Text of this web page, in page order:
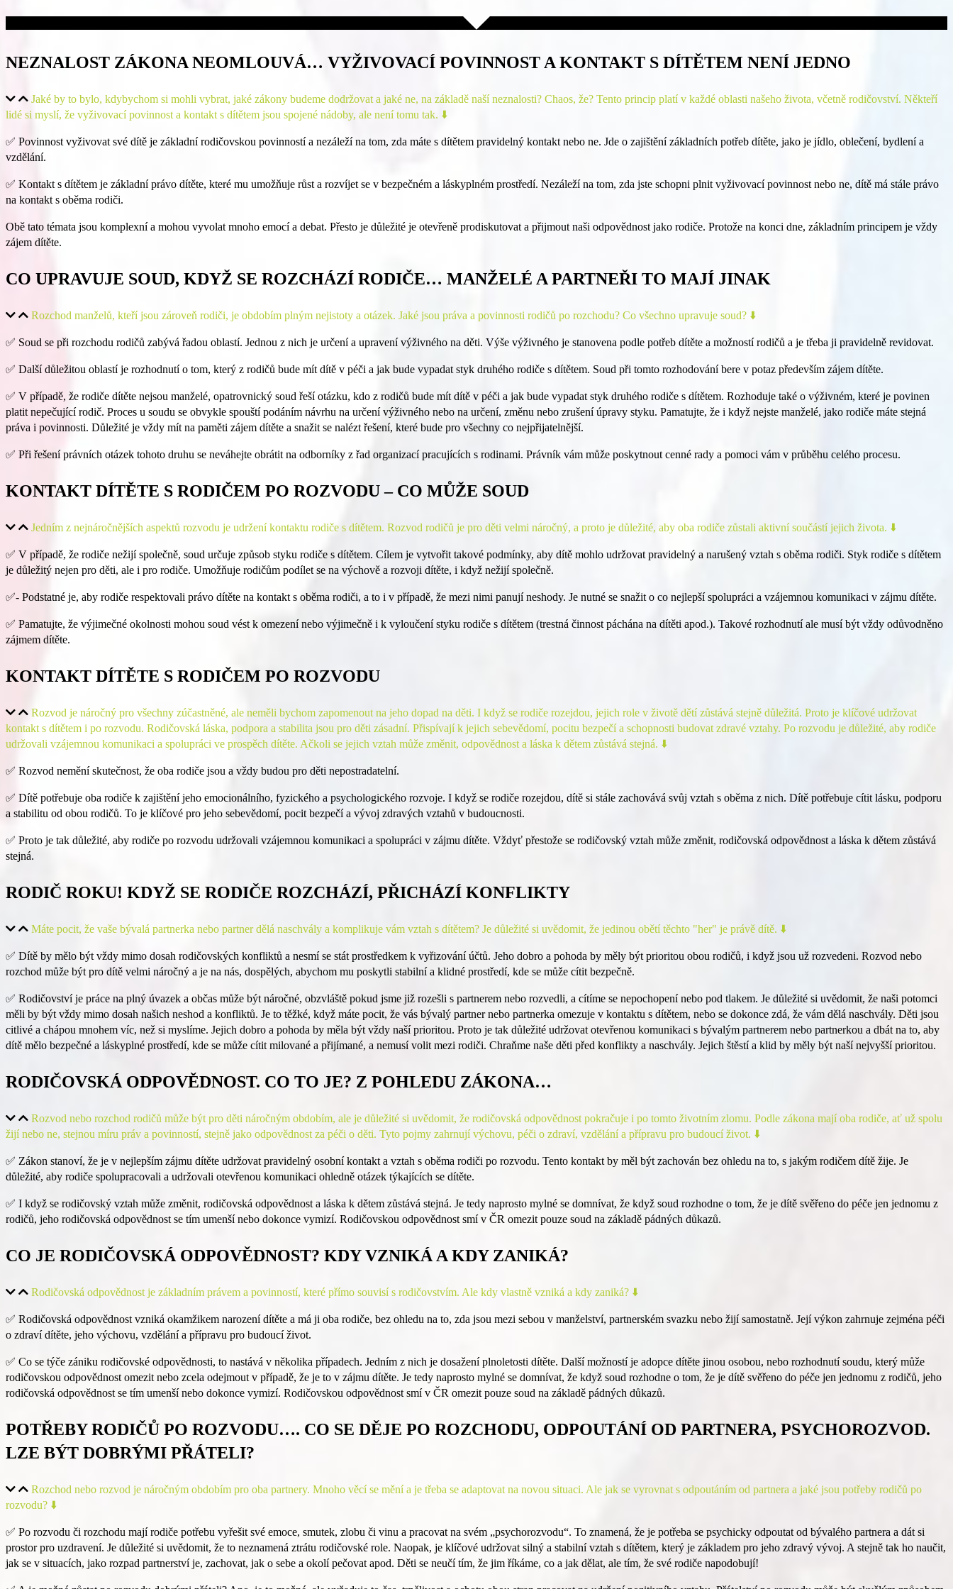
NEZNALOST ZÁKONA NEOMLOUVÁ… VYŽIVOVACÍ POVINNOST A KONTAKT S DÍTĚTEM NENÍ JEDNO
Jaké by to bylo, kdybychom si mohli vybrat, jaké zákony budeme dodržovat a jaké ne, na základě naší neznalosti? Chaos, že? Tento princip platí v každé oblasti našeho života, včetně rodičovství. Někteří
lidé si myslí, že vyživovací povinnost a kontakt s dítětem jsou spojené nádoby, ale není tomu tak. ⬇️
✅ Povinnost vyživovat své dítě je základní rodičovskou povinností a nezáleží na tom, zda máte s dítětem pravidelný kontakt nebo ne. Jde o zajištění základních potřeb dítěte, jako je jídlo, oblečení, bydlení a
vzdělání.
✅ Kontakt s dítětem je základní právo dítěte, které mu umožňuje růst a rozvíjet se v bezpečném a láskyplném prostředí. Nezáleží na tom, zda jste schopni plnit vyživovací povinnost nebo ne, dítě má stále právo
na kontakt s oběma rodiči.
Obě tato témata jsou komplexní a mohou vyvolat mnoho emocí a debat. Přesto je důležité je otevřeně prodiskutovat a přijmout naši odpovědnost jako rodiče. Protože na konci dne, základním principem je vždy
zájem dítěte.
CO UPRAVUJE SOUD, KDYŽ SE ROZCHÁZÍ RODIČE… MANŽELÉ A PARTNEŘI TO MAJÍ JINAK
Rozchod manželů, kteří jsou zároveň rodiči, je obdobím plným nejistoty a otázek. Jaké jsou práva a povinnosti rodičů po rozchodu? Co všechno upravuje soud? ⬇️
✅ Soud se při rozchodu rodičů zabývá řadou oblastí. Jednou z nich je určení a upravení výživného na děti. Výše výživného je stanovena podle potřeb dítěte a možností rodičů a je třeba ji pravidelně revidovat.
✅ Další důležitou oblastí je rozhodnutí o tom, který z rodičů bude mít dítě v péči a jak bude vypadat styk druhého rodiče s dítětem. Soud při tomto rozhodování bere v potaz především zájem dítěte.
✅ V případě, že rodiče dítěte nejsou manželé, opatrovnický soud řeší otázku, kdo z rodičů bude mít dítě v péči a jak bude vypadat styk druhého rodiče s dítětem. Rozhoduje také o výživném, které je povinen
platit nepečující rodič. Proces u soudu se obvykle spouští podáním návrhu na určení výživného nebo na určení, změnu nebo zrušení úpravy styku. Pamatujte, že i když nejste manželé, jako rodiče máte stejná
práva i povinnosti. Důležité je vždy mít na paměti zájem dítěte a snažit se nalézt řešení, které bude pro všechny co nejpřijatelnější.
✅ Při řešení právních otázek tohoto druhu se neváhejte obrátit na odborníky z řad organizací pracujících s rodinami. Právník vám může poskytnout cenné rady a pomoci vám v průběhu celého procesu.
KONTAKT DÍTĚTE S RODIČEM PO ROZVODU – CO MŮŽE SOUD
Jedním z nejnáročnějších aspektů rozvodu je udržení kontaktu rodiče s dítětem. Rozvod rodičů je pro děti velmi náročný, a proto je důležité, aby oba rodiče zůstali aktivní součástí jejich života. ⬇️
✅ V případě, že rodiče nežijí společně, soud určuje způsob styku rodiče s dítětem. Cílem je vytvořit takové podmínky, aby dítě mohlo udržovat pravidelný a narušený vztah s oběma rodiči. Styk rodiče s dítětem
je důležitý nejen pro děti, ale i pro rodiče. Umožňuje rodičům podílet se na výchově a rozvoji dítěte, i když nežijí společně.
✅- Podstatné je, aby rodiče respektovali právo dítěte na kontakt s oběma rodiči, a to i v případě, že mezi nimi panují neshody. Je nutné se snažit o co nejlepší spolupráci a vzájemnou komunikaci v zájmu dítěte.
✅ Pamatujte, že výjimečné okolnosti mohou soud vést k omezení nebo výjimečně i k vyloučení styku rodiče s dítětem (trestná činnost páchána na dítěti apod.). Takové rozhodnutí ale musí být vždy odůvodněno
zájmem dítěte.
KONTAKT DÍTĚTE S RODIČEM PO ROZVODU
Rozvod je náročný pro všechny zúčastněné, ale neměli bychom zapomenout na jeho dopad na děti. I když se rodiče rozejdou, jejich role v životě dětí zůstává stejně důležitá. Proto je klíčové udržovat
kontakt s dítětem i po rozvodu. Rodičovská láska, podpora a stabilita jsou pro děti zásadní. Přispívají k jejich sebevědomí, pocitu bezpečí a schopnosti budovat zdravé vztahy. Po rozvodu je důležité, aby rodiče
udržovali vzájemnou komunikaci a spolupráci ve prospěch dítěte. Ačkoli se jejich vztah může změnit, odpovědnost a láska k dětem zůstává stejná. ⬇️
✅ Rozvod nemění skutečnost, že oba rodiče jsou a vždy budou pro děti nepostradatelní.
✅ Dítě potřebuje oba rodiče k zajištění jeho emocionálního, fyzického a psychologického rozvoje. I když se rodiče rozejdou, dítě si stále zachovává svůj vztah s oběma z nich. Dítě potřebuje cítit lásku, podporu
a stabilitu od obou rodičů. To je klíčové pro jeho sebevědomí, pocit bezpečí a vývoj zdravých vztahů v budoucnosti.
✅ Proto je tak důležité, aby rodiče po rozvodu udržovali vzájemnou komunikaci a spolupráci v zájmu dítěte. Vždyť přestože se rodičovský vztah může změnit, rodičovská odpovědnost a láska k dětem zůstává
stejná.
RODIČ ROKU! KDYŽ SE RODIČE ROZCHÁZÍ, PŘICHÁZÍ KONFLIKTY
Máte pocit, že vaše bývalá partnerka nebo partner dělá naschvály a komplikuje vám vztah s dítětem? Je důležité si uvědomit, že jedinou obětí těchto "her" je právě dítě. ⬇️
✅ Dítě by mělo být vždy mimo dosah rodičovských konfliktů a nesmí se stát prostředkem k vyřizování účtů. Jeho dobro a pohoda by měly být prioritou obou rodičů, i když jsou už rozvedeni. Rozvod nebo
rozchod může být pro dítě velmi náročný a je na nás, dospělých, abychom mu poskytli stabilní a klidné prostředí, kde se může cítit bezpečně.
✅ Rodičovství je práce na plný úvazek a občas může být náročné, obzvláště pokud jsme již rozešli s partnerem nebo rozvedli, a cítíme se nepochopení nebo pod tlakem. Je důležité si uvědomit, že naši potomci
měli by být vždy mimo dosah našich neshod a konfliktů. Je to těžké, když máte pocit, že vás bývalý partner nebo partnerka omezuje v kontaktu s dítětem, nebo se dokonce zdá, že vám dělá naschvály. Děti jsou
citlivé a chápou mnohem víc, než si myslíme. Jejich dobro a pohoda by měla být vždy naší prioritou. Proto je tak důležité udržovat otevřenou komunikaci s bývalým partnerem nebo partnerkou a dbát na to, aby
dítě mělo bezpečné a láskyplné prostředí, kde se může cítit milované a přijímané, a nemusí volit mezi rodiči. Chraňme naše děti před konflikty a naschvály. Jejich štěstí a klid by měly být naší nejvyšší prioritou.
RODIČOVSKÁ ODPOVĚDNOST. CO TO JE? Z POHLEDU ZÁKONA…
Rozvod nebo rozchod rodičů může být pro děti náročným obdobím, ale je důležité si uvědomit, že rodičovská odpovědnost pokračuje i po tomto životním zlomu. Podle zákona mají oba rodiče, ať už spolu
žijí nebo ne, stejnou míru práv a povinností, stejně jako odpovědnost za péči o děti. Tyto pojmy zahrnují výchovu, péči o zdraví, vzdělání a přípravu pro budoucí život. ⬇️
✅ Zákon stanoví, že je v nejlepším zájmu dítěte udržovat pravidelný osobní kontakt a vztah s oběma rodiči po rozvodu. Tento kontakt by měl být zachován bez ohledu na to, s jakým rodičem dítě žije. Je
důležité, aby rodiče spolupracovali a udržovali otevřenou komunikaci ohledně otázek týkajících se dítěte.
✅ I když se rodičovský vztah může změnit, rodičovská odpovědnost a láska k dětem zůstává stejná. Je tedy naprosto mylné se domnívat, že když soud rozhodne o tom, že je dítě svěřeno do péče jen jednomu z
rodičů, jeho rodičovská odpovědnost se tím umenší nebo dokonce vymizí. Rodičovskou odpovědnost smí v ČR omezit pouze soud na základě pádných důkazů.
CO JE RODIČOVSKÁ ODPOVĚDNOST? KDY VZNIKÁ A KDY ZANIKÁ?
Rodičovská odpovědnost je základním právem a povinností, které přímo souvisí s rodičovstvím. Ale kdy vlastně vzniká a kdy zaniká? ⬇️
✅ Rodičovská odpovědnost vzniká okamžikem narození dítěte a má ji oba rodiče, bez ohledu na to, zda jsou mezi sebou v manželství, partnerském svazku nebo žijí samostatně. Její výkon zahrnuje zejména péči
o zdraví dítěte, jeho výchovu, vzdělání a přípravu pro budoucí život.
✅ Co se týče zániku rodičovské odpovědnosti, to nastává v několika případech. Jedním z nich je dosažení plnoletosti dítěte. Další možností je adopce dítěte jinou osobou, nebo rozhodnutí soudu, který může
rodičovskou odpovědnost omezit nebo zcela odejmout v případě, že je to v zájmu dítěte. Je tedy naprosto mylné se domnívat, že když soud rozhodne o tom, že je dítě svěřeno do péče jen jednomu z rodičů, jeho
rodičovská odpovědnost se tím umenší nebo dokonce vymizí. Rodičovskou odpovědnost smí v ČR omezit pouze soud na základě pádných důkazů.
POTŘEBY RODIČŮ PO ROZVODU…. CO SE DĚJE PO ROZCHODU, ODPOUTÁNÍ OD PARTNERA, PSYCHOROZVOD.
LZE BÝT DOBRÝMI PŘÁTELI?
Rozchod nebo rozvod je náročným obdobím pro oba partnery. Mnoho věcí se mění a je třeba se adaptovat na novou situaci. Ale jak se vyrovnat s odpoutáním od partnera a jaké jsou potřeby rodičů po
rozvodu? ⬇️
✅ Po rozvodu či rozchodu mají rodiče potřebu vyřešit své emoce, smutek, zlobu či vinu a pracovat na svém „psychorozvodu“. To znamená, že je potřeba se psychicky odpoutat od bývalého partnera a dát si
prostor pro uzdravení. Je důležité si uvědomit, že to neznamená ztrátu rodičovské role. Naopak, je klíčové udržovat silný a stabilní vztah s dítětem, který je základem pro jeho zdravý vývoj. A stejně tak ho naučit,
jak se v situacích, jako rozpad partnerství je, zachovat, jak o sebe a okolí pečovat apod. Děti se neučí tím, že jim říkáme, co a jak dělat, ale tím, že své rodiče napodobují!